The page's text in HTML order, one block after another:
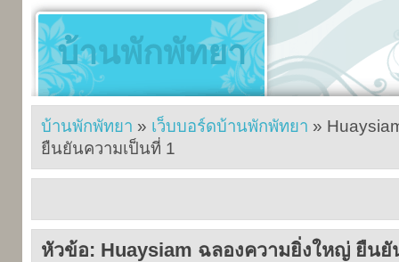
บ้านพักพัทยา
บ้านพักพัทยา » เว็บบอร์ดบ้านพักพัทยา »
ยืนยันความเป็นที่ 1
หัวข้อ: Huaysiam ฉลองความยิ่งใหญ่ ยืนยั